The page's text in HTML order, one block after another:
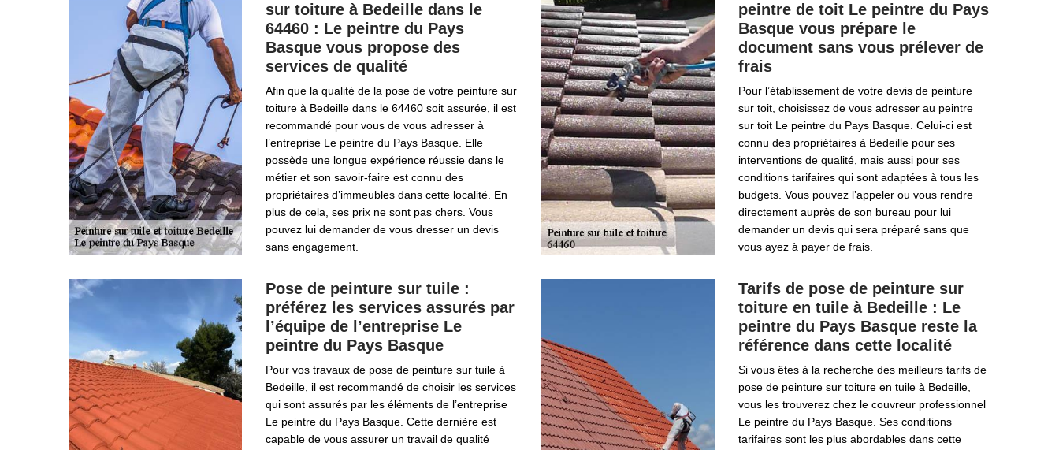
sur toiture à Bedeille dans le
64460 : Le peintre du Pays
Basque vous propose des
services de qualité
Afin que la qualité de la pose de votre peinture sur
toiture à Bedeille dans le 64460 soit assurée, il est
recommandé pour vous de vous adresser à
l’entreprise Le peintre du Pays Basque. Elle
possède une longue expérience réussie dans le
métier et son savoir-faire est connu des
propriétaires d’immeubles dans cette localité. En
plus de cela, ses prix ne sont pas chers. Vous
pouvez lui demander de vous dresser un devis
sans engagement.
peintre de toit Le peintre du Pays
Basque vous prépare le
document sans vous prélever de
frais
Pour l’établissement de votre devis de peinture
sur toit, choisissez de vous adresser au peintre
sur toit Le peintre du Pays Basque. Celui-ci est
connu des propriétaires à Bedeille pour ses
interventions de qualité, mais aussi pour ses
conditions tarifaires qui sont adaptées à tous les
budgets. Vous pouvez l’appeler ou vous rendre
directement auprès de son bureau pour lui
demander un devis qui sera préparé sans que
vous ayez à payer de frais.
Pose de peinture sur tuile :
préférez les services assurés par
l’équipe de l’entreprise Le
peintre du Pays Basque
Pour vos travaux de pose de peinture sur tuile à
Bedeille, il est recommandé de choisir les services
qui sont assurés par les éléments de l’entreprise
Le peintre du Pays Basque. Cette dernière est
capable de vous assurer un travail de qualité
Tarifs de pose de peinture sur
toiture en tuile à Bedeille : Le
peintre du Pays Basque reste la
référence dans cette localité
Si vous êtes à la recherche des meilleurs tarifs de
pose de peinture sur toiture en tuile à Bedeille,
vous les trouverez chez le couvreur professionnel
Le peintre du Pays Basque. Ses conditions
tarifaires sont les plus abordables dans cette